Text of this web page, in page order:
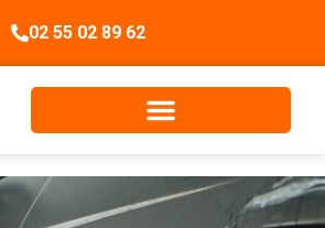
02 55 02 89 62